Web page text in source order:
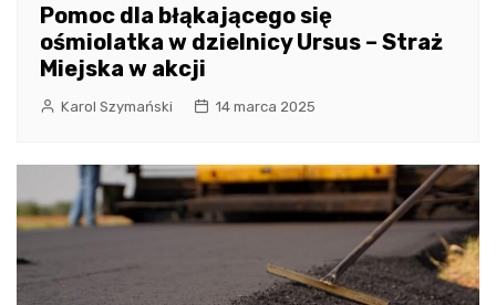
Pomoc dla błąkającego się
ośmiolatka w dzielnicy Ursus – Straż
Miejska w akcji
Karol Szymański 14 marca 2025